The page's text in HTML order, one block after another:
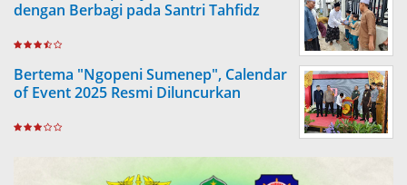
dengan Berbagi pada Santri Tahfidz
Bertema "Ngopeni Sumenep", Calendar
of Event 2025 Resmi Diluncurkan